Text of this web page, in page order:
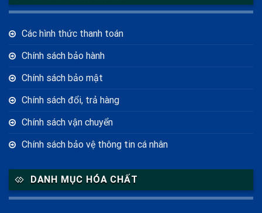
Các hình thức thanh toán
Chính sách bảo hành
Chính sách bảo mật
Chính sách đổi, trả hàng
Chính sách vận chuyển
Chính sách bảo vệ thông tin cá nhân
DANH MỤC HÓA CHẤT